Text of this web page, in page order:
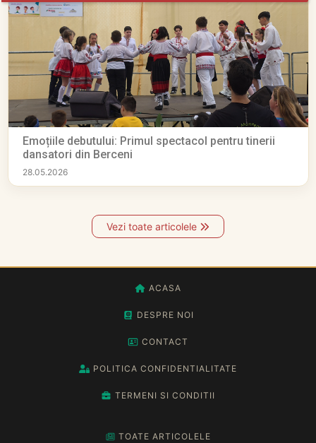
Emoțiile debutului: Primul spectacol pentru tinerii
dansatori din Berceni
28.05.2026
Vezi toate articolele
ACASA
DESPRE NOI
CONTACT
POLITICA CONFIDENTIALITATE
TERMENI SI CONDITII
TOATE ARTICOLELE